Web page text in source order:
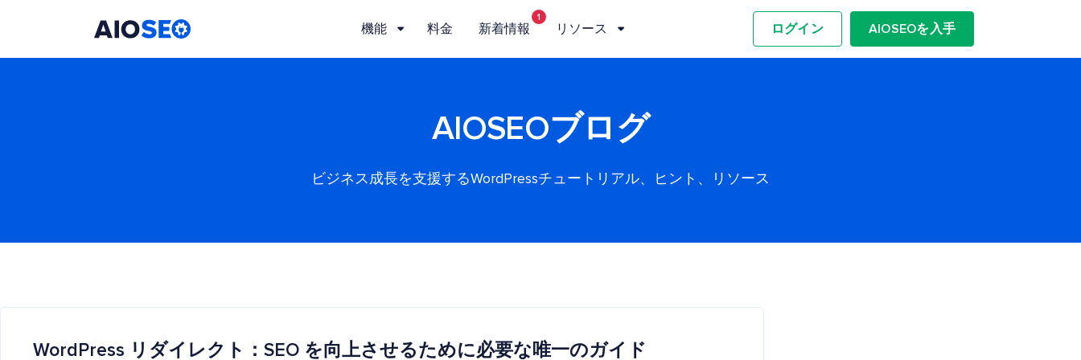
機能 料金 新着情報
1
リソース ログイン AIOSEOを入手
AIOSEOブログ
ビジネス成長を支援するWordPressチュートリアル、ヒント、リソース
WordPress リダイレクト：SEO を向上させるために必要な唯一のガイド